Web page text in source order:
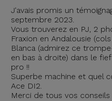
J'avais promis un
septembre 2023.
Vous trouverez en PJ, 2
Fraxion en Andalousie
Blanca (admirez ce
en bas à droite) dans le
pro !!
Superbe machine et quel
Ace DI2.
Merci de tous vos conseils